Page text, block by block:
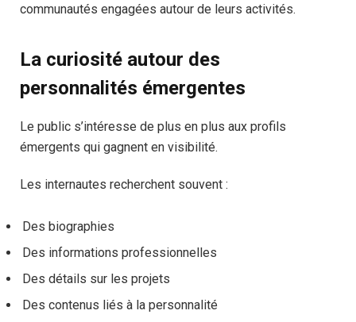
communautés engagées autour de leurs activités.
La curiosité autour des
personnalités émergentes
Le public s’intéresse de plus en plus aux profils
émergents qui gagnent en visibilité.
Les internautes recherchent souvent :
Des biographies
Des informations professionnelles
Des détails sur les projets
Des contenus liés à la personnalité